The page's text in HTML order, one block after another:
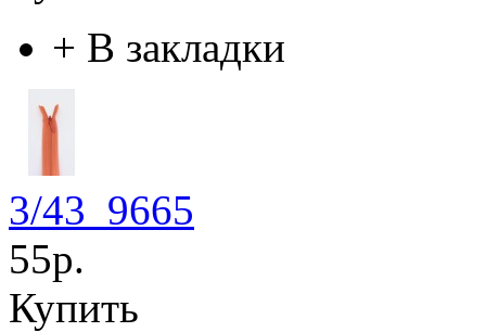
+ В закладки
3/43_9665
55р.
Купить